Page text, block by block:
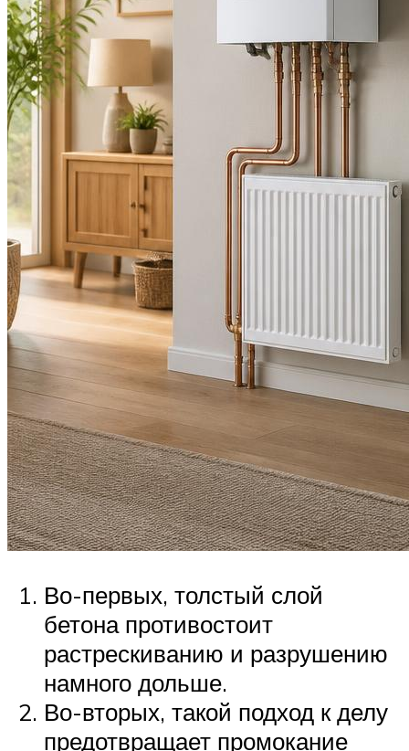
Во-первых, толстый слой
бетона противостоит
растрескиванию и разрушению
намного дольше.
Во-вторых, такой подход к делу
предотвращает промокание